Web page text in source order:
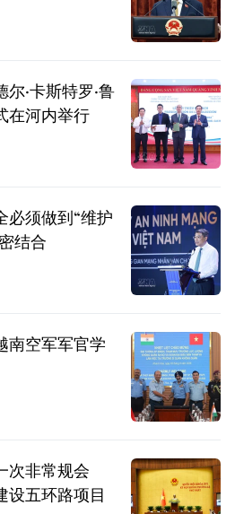
尔·卡斯特罗·鲁
在河内举行
必须做到“维护
结合
南空军军官学
次非常规会
设五环路项目